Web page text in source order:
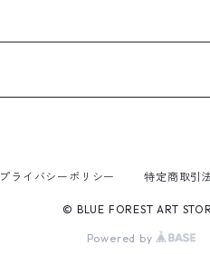
プライバシーポリシー 特定商取引
© BLUE FOREST ART
Powered by